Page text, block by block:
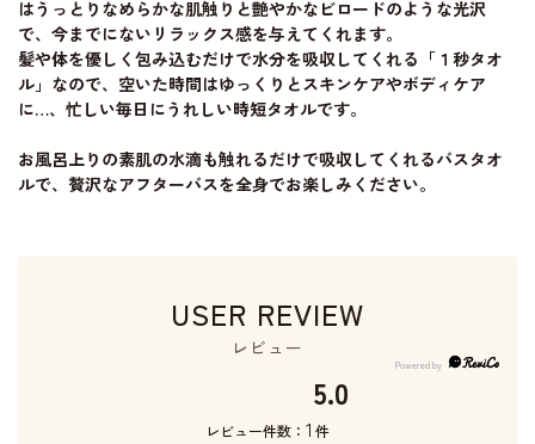
はうっとりなめらかな肌触りと艶やかなビロードのような光沢
で、今までにないリラックス感を与えてくれます。
髪や体を優しく包み込むだけで水分を吸収してくれる「１秒タオ
ル」なので、空いた時間はゆっくりとスキンケアやボディケア
に…、忙しい毎日にうれしい時短タオルです。
お風呂上りの素肌の水滴も触れるだけで吸収してくれるバスタオ
ルで、贅沢なアフターバスを全身でお楽しみください。
USER REVIEW
レビュー
5.0
レビュー件数： 1 件